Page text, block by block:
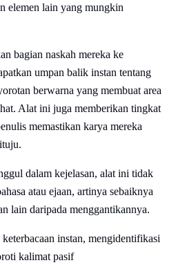
elemen lain yang mungkin
bagian naskah mereka ke
umpan balik instan tentang
berwarna yang membuat area
Alat ini juga memberikan tingkat
memastikan karya mereka
dalam kejelasan, alat ini tidak
atau ejaan, artinya sebaiknya
lain daripada menggantikannya.
instan, mengidentifikasi
kalimat pasif